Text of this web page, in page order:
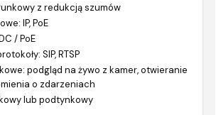
z redukcją szumów
IP, PoE
/ PoE
SIP, RTSP
podgląd na żywo z kamer, otwieranie
o zdarzeniach
lub podtynkowy